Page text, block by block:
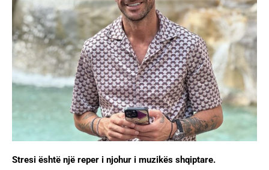
Stresi është një reper i njohur i muzikës shqiptare.